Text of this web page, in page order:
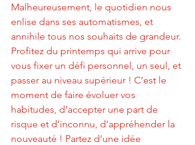
Malheureusement, le quotidien nous
enlise dans ses automatismes, et
annihile tous nos souhaits de grandeur.
Profitez du printemps qui arrive pour
vous fixer un défi personnel, un seul, et
passer au niveau supérieur ! C’est le
moment de faire évoluer vos
habitudes, d’accepter une part de
risque et d’inconnu, d’appréhender la
nouveauté ! Partez d’une idée